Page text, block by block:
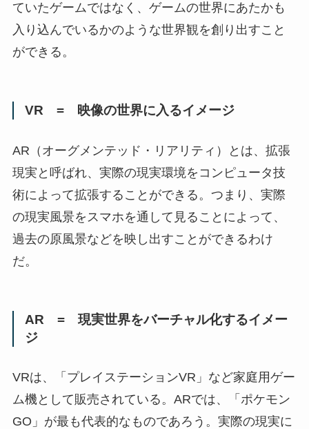
ていたゲームではなく、ゲームの世界にあたかも
入り込んでいるかのような世界観を創り出すこと
ができる。
VR = 映像の世界に入るイメージ
AR（オーグメンテッド・リアリティ）とは、拡張
現実と呼ばれ、実際の現実環境をコンピュータ技
術によって拡張することができる。つまり、実際
の現実風景をスマホを通して見ることによって、
過去の原風景などを映し出すことができるわけ
だ。
AR = 現実世界をバーチャル化するイメー
ジ
VRは、「プレイステーションVR」など家庭用ゲー
ム機として販売されている。ARでは、「ポケモン
GO」が最も代表的なものであろう。実際の現実に